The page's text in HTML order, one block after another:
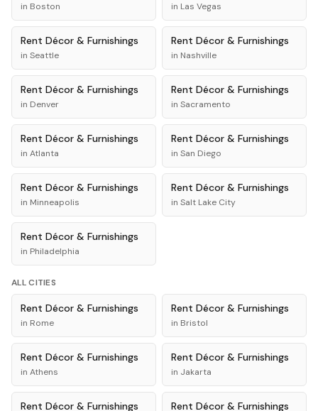
in Boston in Las Vegas
Rent Décor & Furnishings
in Seattle
Rent Décor & Furnishings
in Nashville
Rent Décor & Furnishings
in Denver
Rent Décor & Furnishings
in Sacramento
Rent Décor & Furnishings
in Atlanta
Rent Décor & Furnishings
in San Diego
Rent Décor & Furnishings
in Minneapolis
Rent Décor & Furnishings
in Salt Lake City
Rent Décor & Furnishings
in Philadelphia
ALL CITIES
Rent Décor & Furnishings
in Rome
Rent Décor & Furnishings
in Bristol
Rent Décor & Furnishings
in Athens
Rent Décor & Furnishings
in Jakarta
Rent Décor & Furnishings Rent Décor & Furnishings